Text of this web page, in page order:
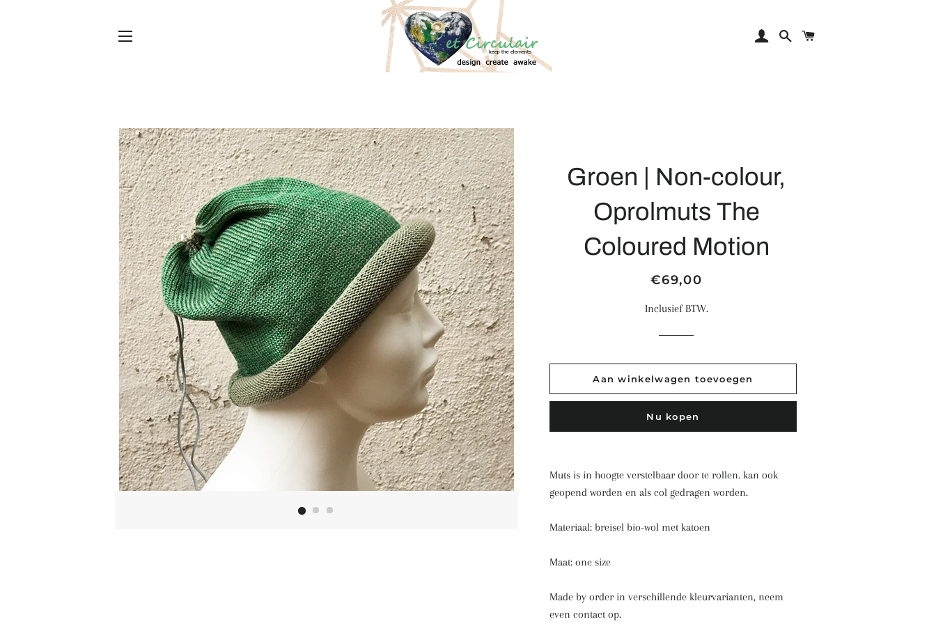
Aanmelden
Zoeken
Groen | Non-colour,
Oprolmuts The
Coloured Motion
Normale
Aanbiedingsprijs
€69,00
Inclusief BTW.
Aan winkelwagen toevoegen
Nu kopen
Muts is in hoogte verstelbaar door te rollen. kan ook
geopend worden en als col gedragen worden.
Materiaal: breisel bio-wol met katoen
Maat: one size
Made by order in verschillende kleurvarianten, neem
even contact op.